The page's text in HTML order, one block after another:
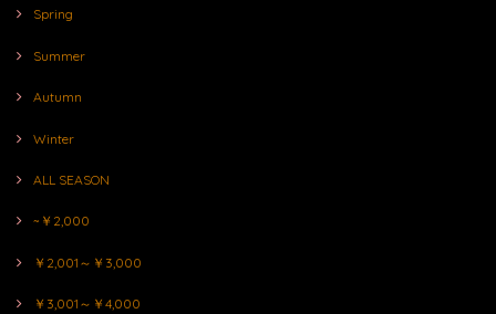
Spring
Summer
Autumn
Winter
ALL SEASON
~￥2,000
￥2,001～￥3,000
￥3,001～￥4,000